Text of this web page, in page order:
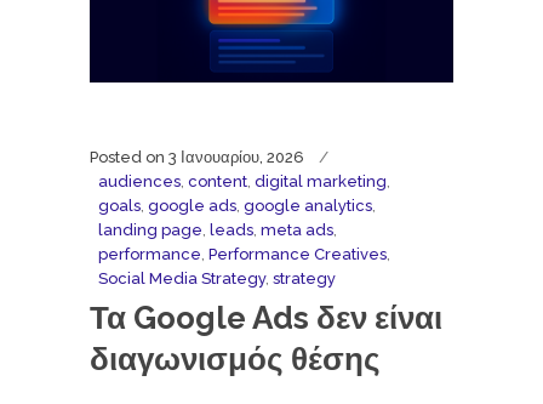
Posted on 3 Ιανουαρίου, 2026
audiences, content, digital marketing,
goals, google ads, google analytics,
landing page, leads, meta ads,
performance, Performance Creatives,
Social Media Strategy, strategy
Τα Google Ads δεν είναι
διαγωνισμός θέσης